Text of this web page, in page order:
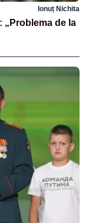
Ionuț Nichita
„Problema de la